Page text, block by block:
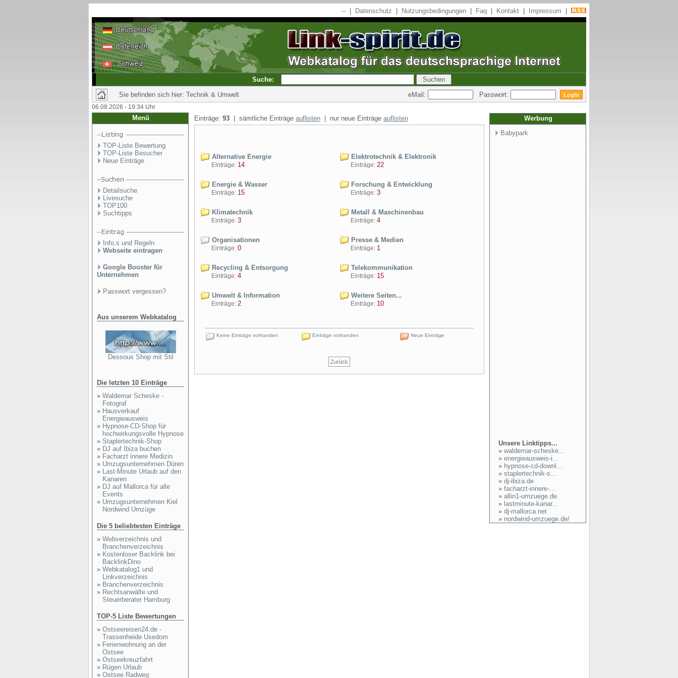
-- Datenschutz Nutzungsbedingungen Faq Kontakt Impressum
Suche:
Sie befinden sich hier: Technik & Umwelt
eMail: Passwort:
06.08.2026 - 19:34 Uhr
Menü
TOP-Liste Bewertung
TOP-Liste Besucher
Neue Einträge
Detailsuche
Livesuche
TOP100
Suchtipps
Info,s und Regeln
Webseite eintragen
Google Booster für
Unternehmen
Passwort vergessen?
Aus unserem Webkatalog
Dessous Shop mit Stil
Die letzten 10 Einträge
» Waldemar Scheske -
Fotograf
» Hausverkauf
Energieausweis
» Hypnose-CD-Shop für
hochwirkungsvolle Hypnose
» Staplertechnik-Shop
» DJ auf Ibiza buchen
» Facharzt innere Medizin
» Umzugsunternehmen Düren
» Last-Minute Urlaub auf den
Kanaren
» DJ auf Mallorca für alle
Events
» Umzugsunternehmen Kiel
Nordwind Umzüge
Die 5 beliebtesten Einträge
» Webverzeichnis und
Branchenverzeichnis
» Kostenloser Backlink bei
BacklinkDino
» Webkatalog1 und
Linkverzeichnis
» Branchenverzeichnis
» Rechtsanwälte und
Steuerberater Hamburg
TOP-5 Liste Bewertungen
» Ostseereisen24.de -
Trassenheide Usedom
» Ferienwohnung an der
Ostsee
» Ostseekreuzfahrt
» Rügen Urlaub
» Ostsee Radweg
Einträge: 93 | sämtliche Einträge auflisten | nur neue Einträge auflisten
Alternative Energie
Einträge: 14
Elektrotechnik & Elektronik
Einträge: 22
Energie & Wasser
Einträge: 15
Forschung & Entwicklung
Einträge: 3
Klimatechnik
Einträge: 3
Metall & Maschinenbau
Einträge: 4
Organisationen
Einträge: 0
Presse & Medien
Einträge: 1
Recycling & Entsorgung
Einträge: 4
Telekommunikation
Einträge: 15
Umwelt & Information
Einträge: 2
Weitere Seiten...
Einträge: 10
Keine Einträge vorhanden Einträge vorhanden Neue Einträge
Zurück
Werbung
Babypark
Unsere Linktipps...
» waldemar-scheske...
» energieausweis-i...
» hypnose-cd-downl...
» staplertechnik-s...
» dj-ibiza.de
» facharzt-innere-...
» allin1-umzuege.de
» lastminute-kanar...
» dj-mallorca.net
» nordwind-umzuege.de/